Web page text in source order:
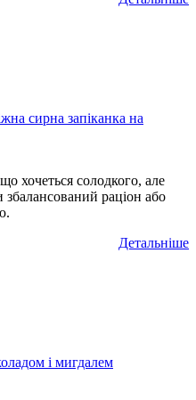
сирна запіканка на
хочеться солодкого, але
раціон або
Детальніше
і мигдалем